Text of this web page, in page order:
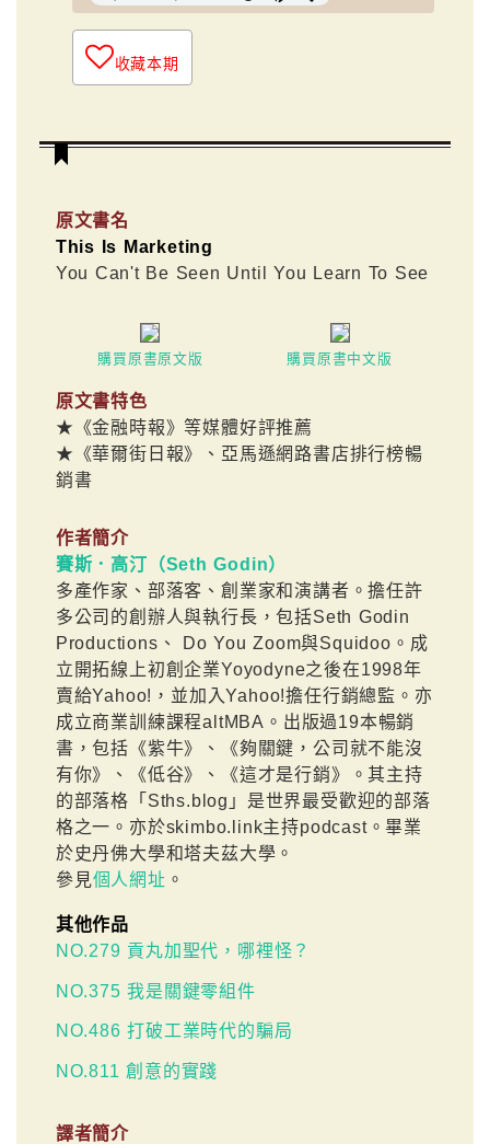
收藏本期
原文書名
This Is Marketing
You Can't Be Seen Until You Learn To See
購買原書原文版 購買原書中文版
原文書特色
★《金融時報》等媒體好評推薦
★《華爾街日報》、亞馬遜網路書店排行榜暢
銷書
作者簡介
賽斯．高汀（Seth Godin）
多產作家、部落客、創業家和演講者。擔任許
多公司的創辦人與執行長，包括Seth Godin
Productions、 Do You Zoom與Squidoo。成
立開拓線上初創企業Yoyodyne之後在1998年
賣給Yahoo!，並加入Yahoo!擔任行銷總監。亦
成立商業訓練課程altMBA。出版過19本暢銷
書，包括《紫牛》、《夠關鍵，公司就不能沒
有你》、《低谷》、《這才是行銷》。其主持
的部落格「Sths.blog」是世界最受歡迎的部落
格之一。亦於skimbo.link主持podcast。畢業
於史丹佛大學和塔夫茲大學。
參見個人網址 。
其他作品
NO.279 貢丸加聖代，哪裡怪？
NO.375 我是關鍵零組件
NO.486 打破工業時代的騙局
NO.811 創意的實踐
譯者簡介